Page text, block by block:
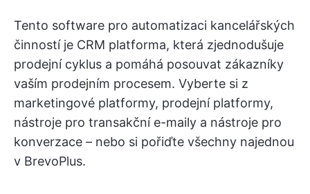
Tento software pro automatizaci kancelářských
činností je CRM platforma, která zjednodušuje
prodejní cyklus a pomáhá posouvat zákazníky
vaším prodejním procesem. Vyberte si z
marketingové platformy, prodejní platformy,
nástroje pro transakční e-maily a nástroje pro
konverzace – nebo si pořiďte všechny najednou
v BrevoPlus.